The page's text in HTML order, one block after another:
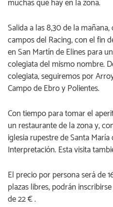
muchas que hay en la zona.
Salida a las 8,30 de la
campos del Racing, con el fin
en San Martín de Elines para
colegiata del mismo nombre.
colegiata, seguiremos por
Campo de Ebro y Polientes.
Con tiempo para tomar el
un restaurante de la zona y,
iglesia rupestre de Santa
Interpretación. Esta visita
El precio por persona será de
plazas libres, podrán
de 22 € .